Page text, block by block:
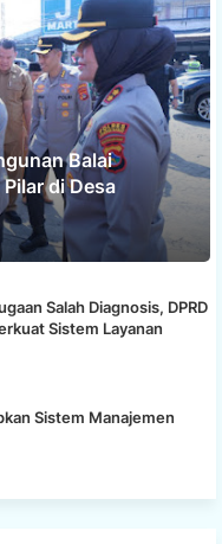
Balai
di Desa
Salah Diagnosis, DPRD
Sistem Layanan
Sistem Manajemen